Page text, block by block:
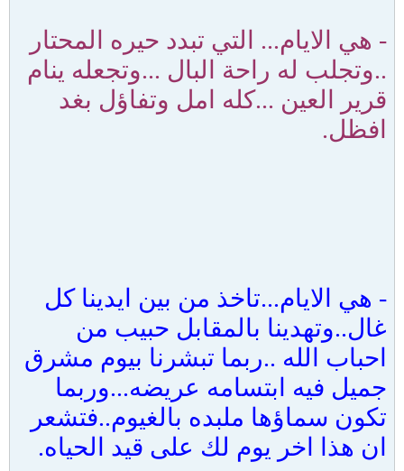
- هي الايام... التي تبدد حيره المحتار
..وتجلب له راحة البال ...وتجعله ينام
قرير العين ...كله امل وتفاؤل بغد
افظل.
- هي الايام...تاخذ من بين ايدينا كل
غال..وتهدينا بالمقابل حبيب من
احباب الله ..ربما تبشرنا بيوم مشرق
جميل فيه ابتسامه عريضه...وربما
تكون سماؤها ملبده بالغيوم..فتشعر
ان هذا اخر يوم لك على قيد الحياه.